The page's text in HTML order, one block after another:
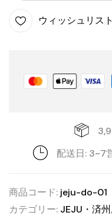
ウィッシュリス
配送日: 3~7
商品コード: jeju-do-01
カテゴリー: JEJU・済州,